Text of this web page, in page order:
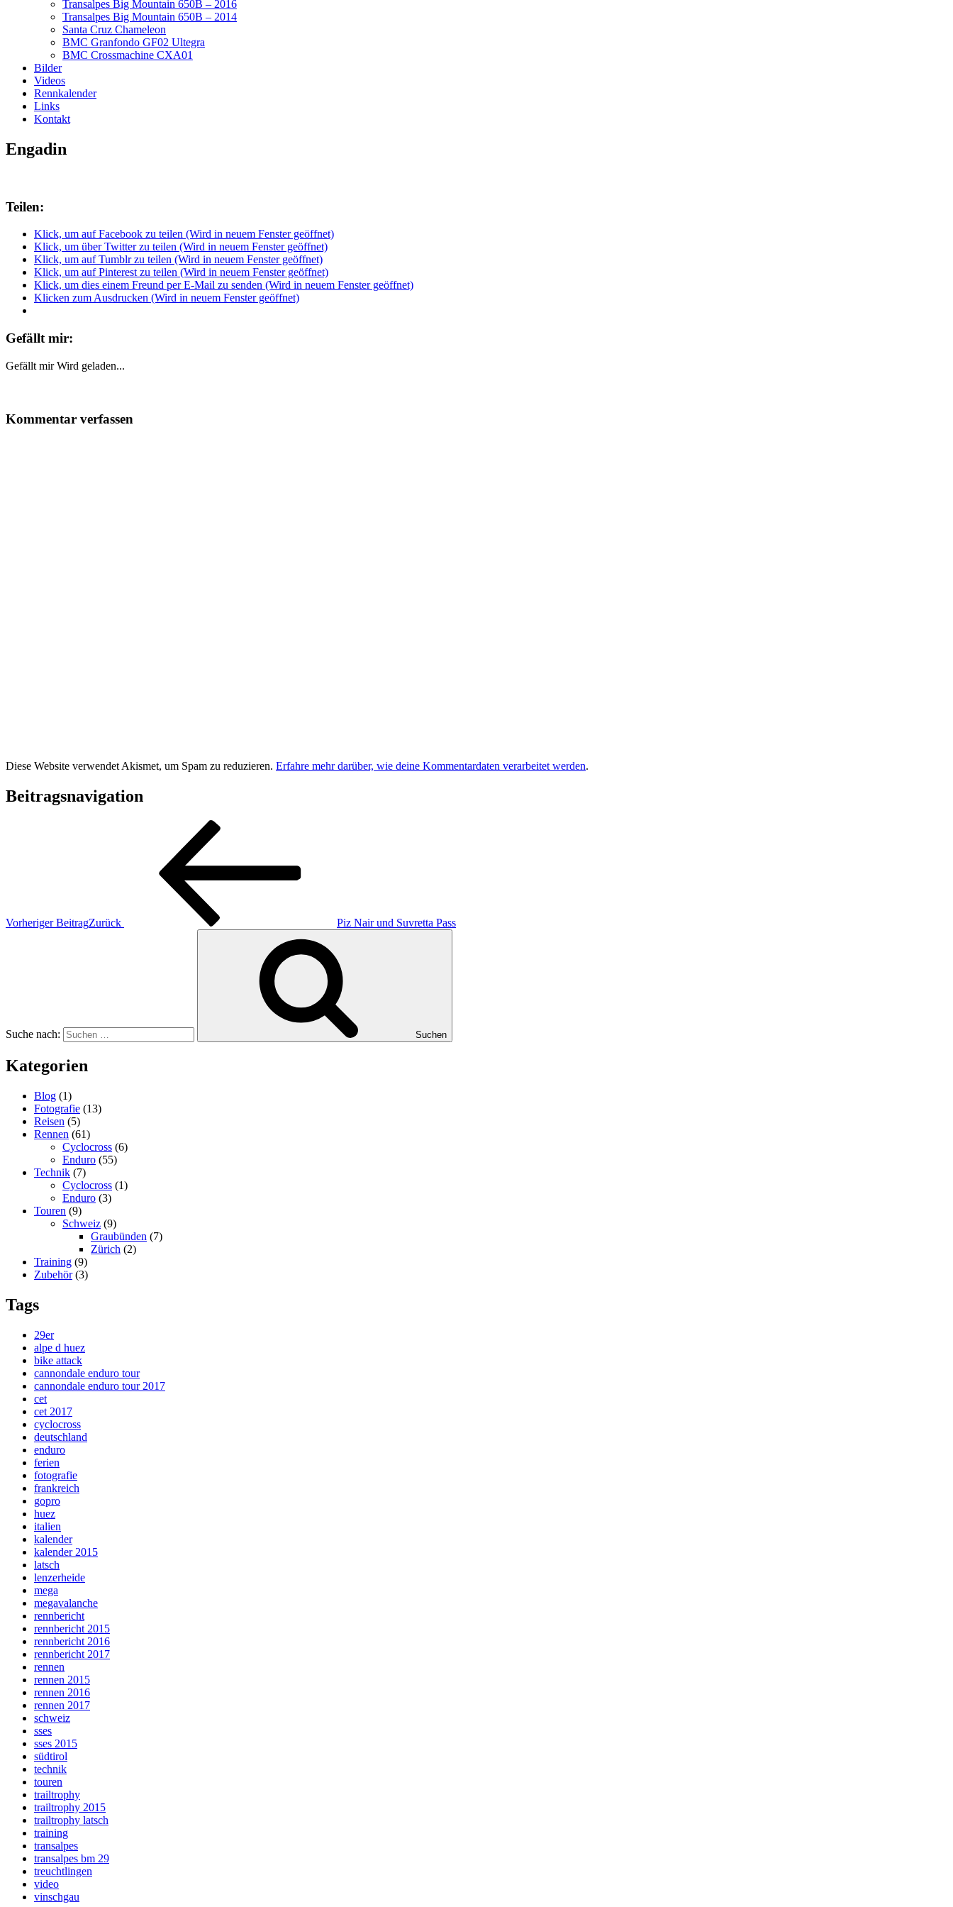
Transalpes Big Mountain 650B – 2016
Transalpes Big Mountain 650B – 2014
Santa Cruz Chameleon
BMC Granfondo GF02 Ultegra
BMC Crossmachine CXA01
Bilder
Videos
Rennkalender
Links
Kontakt
Engadin
Teilen:
Klick, um auf Facebook zu teilen (Wird in neuem Fenster geöffnet)
Klick, um über Twitter zu teilen (Wird in neuem Fenster geöffnet)
Klick, um auf Tumblr zu teilen (Wird in neuem Fenster geöffnet)
Klick, um auf Pinterest zu teilen (Wird in neuem Fenster geöffnet)
Klick, um dies einem Freund per E-Mail zu senden (Wird in neuem Fenster geöffnet)
Klicken zum Ausdrucken (Wird in neuem Fenster geöffnet)
Gefällt mir:
Gefällt mir Wird geladen...
Kommentar verfassen
Diese Website verwendet Akismet, um Spam zu reduzieren. Erfahre mehr darüber, wie deine Kommentardaten verarbeitet werden.
Beitragsnavigation
Vorheriger BeitragZurück Piz Nair und Suvretta Pass
Suche nach: Suchen
Kategorien
Blog (1)
Fotografie (13)
Reisen (5)
Rennen (61)
Cyclocross (6)
Enduro (55)
Technik (7)
Cyclocross (1)
Enduro (3)
Touren (9)
Schweiz (9)
Graubünden (7)
Zürich (2)
Training (9)
Zubehör(3)
Tags
29er
alpe d huez
bike attack
cannondale enduro tour
cannondale enduro tour 2017
cet
cet 2017
cyclocross
deutschland
enduro
ferien
fotografie
frankreich
gopro
huez
italien
kalender
kalender 2015
latsch
lenzerheide
mega
megavalanche
rennbericht
rennbericht 2015
rennbericht 2016
rennbericht 2017
rennen
rennen 2015
rennen 2016
rennen 2017
schweiz
sses
sses 2015
südtirol
technik
touren
trailtrophy
trailtrophy 2015
trailtrophy latsch
training
transalpes
transalpes bm 29
treuchtlingen
video
vinschgau